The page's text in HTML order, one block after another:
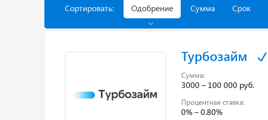
Сортировать: Одобрение Сумма Срок
Турбозайм
Сумма:
3000 – 100 000 руб.
Процентная ставка:
0% – 0.80%